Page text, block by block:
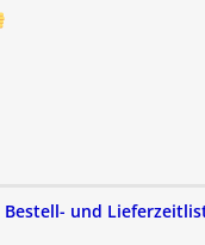
Bestell- und